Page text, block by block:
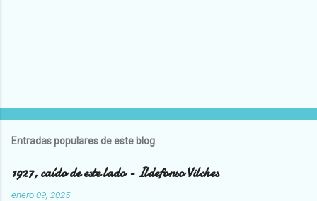
Entradas populares de este blog
1927, caído de este lado - Ildefonso Vilches
enero 09, 2025